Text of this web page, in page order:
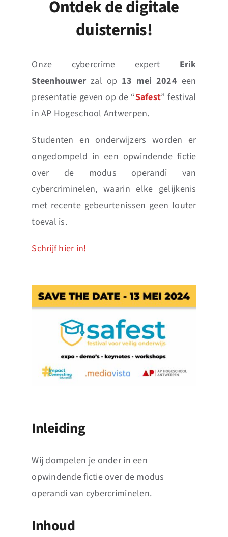
News
Events
Jobs
Contact
Ontdek de digitale
duisternis!
Onze cybercrime expert Erik
Steenhouwer zal op 13 mei 2024 een
presentatie geven op de “Safest” festival
in AP Hogeschool Antwerpen.
Studenten en onderwijzers worden er
ongedompeld in een opwindende fictie
over de modus operandi van
cybercriminelen, waarin elke gelijkenis
met recente gebeurtenissen geen louter
toeval is.
Schrijf hier in!
Inleiding
Wij dompelen je onder in een
opwindende fictie over de modus
operandi van cybercriminelen.
Inhoud